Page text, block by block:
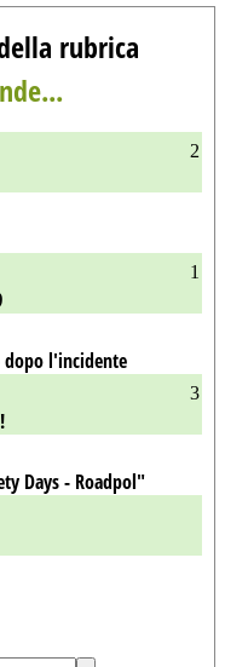
rubrica
2
1
dopo l'incidente
3
Days - Roadpol"